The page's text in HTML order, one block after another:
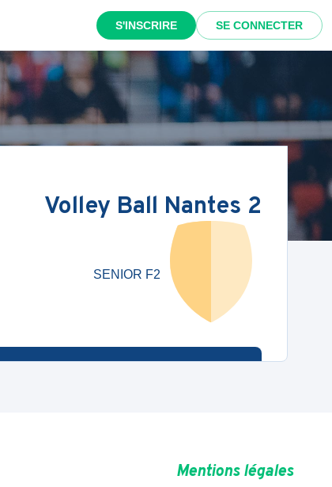
S'INSCRIRE SE CONNECTER
Volley Ball Nantes 2
SENIOR F2
Mentions légales